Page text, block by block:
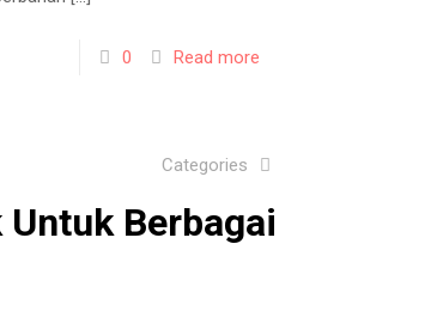
0 Read more
Categories
Berbagai